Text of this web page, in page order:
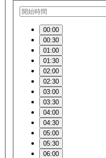
00:00
00:30
01:00
01:30
02:00
02:30
03:00
03:30
04:00
04:30
05:00
05:30
06:00